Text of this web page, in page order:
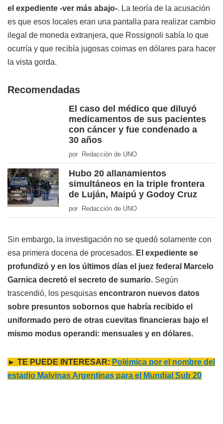
el expediente -ver más abajo-. La teoría de la acusación
es que esos locales eran una pantalla para realizar cambio
ilegal de moneda extranjera, que Rossignoli sabía lo que
ocurría y que recibía jugosas coimas en dólares para hacer
la vista gorda.
Recomendadas
El caso del médico que diluyó
medicamentos de sus pacientes
con cáncer y fue condenado a
30 años
por Redacción de UNO
Hubo 20 allanamientos
simultáneos en la triple frontera
de Luján, Maipú y Godoy Cruz
por Redacción de UNO
Sin embargo, la investigación no se quedó solamente con
esa primera docena de procesados. El expediente se
profundizó y en los últimos días el juez federal Marcelo
Garnica decretó el secreto de sumario. Según
trascendió, los pesquisas encontraron nuevos datos
sobre presuntos sobornos que habría recibido el
uniformado pero de otras cuevitas financieras bajo el
mismo modus operandi: mensuales y en dólares.
► TE PUEDE INTERESAR: Polémica por el nombre del
estadio Malvinas Argentinas para el Mundial Sub 20